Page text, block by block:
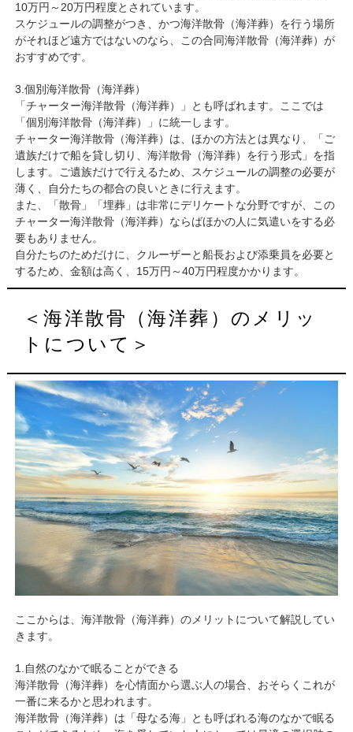
10万円～20万円程度とされています。
スケジュールの調整がつき、かつ海洋散骨（海洋葬）を行う場所
がそれほど遠方ではないのなら、この合同海洋散骨（海洋葬）が
おすすめです。
3.個別海洋散骨（海洋葬）
「チャーター海洋散骨（海洋葬）」とも呼ばれます。ここでは
「個別海洋散骨（海洋葬）」に統一します。
チャーター海洋散骨（海洋葬）は、ほかの方法とは異なり、「ご
遺族だけで船を貸し切り、海洋散骨（海洋葬）を行う形式」を指
します。ご遺族だけで行えるため、スケジュールの調整の必要が
薄く、自分たちの都合の良いときに行えます。
また、「散骨」「埋葬」は非常にデリケートな分野ですが、この
チャーター海洋散骨（海洋葬）ならばほかの人に気遣いをする必
要もありません。
自分たちのためだけに、クルーザーと船長および添乗員を必要と
するため、金額は高く、15万円～40万円程度かかります。
＜海洋散骨（海洋葬）のメリッ
トについて＞
ここからは、海洋散骨（海洋葬）のメリットについて解説してい
きます。
1.自然のなかで眠ることができる
海洋散骨（海洋葬）を心情面から選ぶ人の場合、おそらくこれが
一番に来るかと思われます。
海洋散骨（海洋葬）は「母なる海」とも呼ばれる海のなかで眠る